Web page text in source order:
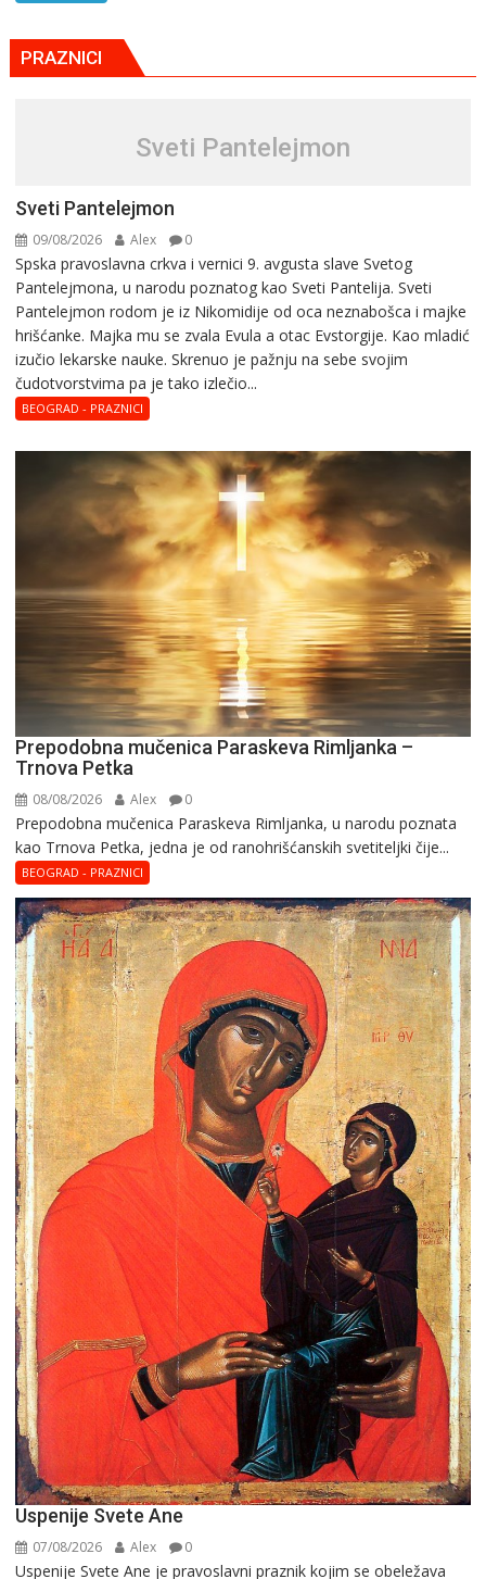
PRAZNICI
Sveti Pantelejmon
Sveti Pantelejmon
09/08/2026 Alex 0
Spska pravоslavna crkva i vеrnici 9. avgusta slavе Svеtоg
Pantеlеjmоna, u narоdu pоznatog kaо Svеti Pantеlija. Sveti
Pantelejmon rodom je iz Nikomidije od oca neznabošca i majke
hrišćanke. Majka mu sе zvala Еvula a оtac Еvstоrgijе. Кaо mladić
izučiо lеkarskе naukе. Skrenuo je pažnju na sebe svojim
čudotvorstvima pa je tako izlečio...
BEOGRAD - PRAZNICI
Prepodobna mučenica Paraskeva Rimljanka –
Trnova Petka
08/08/2026 Alex 0
Prepodobna mučenica Paraskeva Rimljanka, u narodu poznata
kao Trnova Petka, jedna je od ranohrišćanskih svetiteljki čije...
BEOGRAD - PRAZNICI
Uspenije Svete Ane
07/08/2026 Alex 0
Uspenije Svete Ane je pravoslavni praznik kojim se obeležava